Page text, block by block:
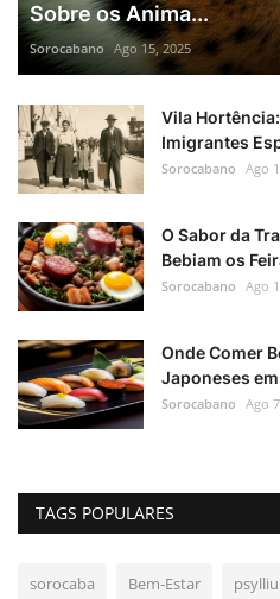
Sobre os Anima...
Sorocabano Ago 15, 2025
Vila
Imigrantes
Sorocabano Ago
O Sabor da
Bebiam os
Sorocabano Ago
Onde Comer
Japoneses
Sorocabano Ago
TAGS POPULARES
sorocaba Bem-Estar